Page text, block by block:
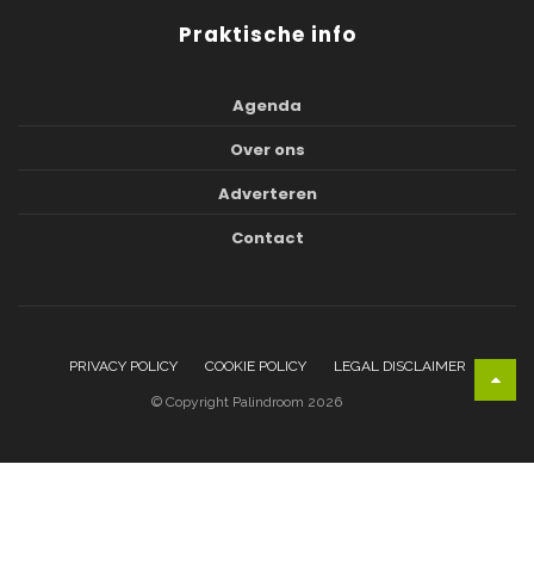
Praktische info
Agenda
Over ons
Adverteren
Contact
PRIVACY POLICY COOKIE POLICY LEGAL DISCLAIMER
© Copyright Palindroom 2026